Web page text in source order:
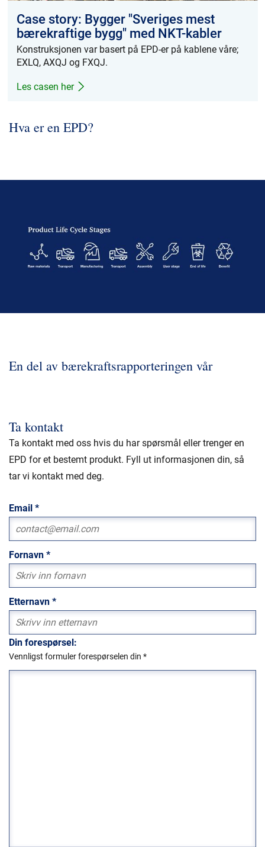
Case story: Bygger "Sveriges mest
bærekraftige bygg" med NKT-kabler
Konstruksjonen var basert på EPD-er på kablene våre;
EXLQ, AXQJ og FXQJ.
Les casen her
Hva er en EPD?
En del av bærekraftsrapporteringen vår
Ta kontakt
Ta kontakt med oss hvis du har spørsmål eller trenger en
EPD for et bestemt produkt. Fyll ut informasjonen din, så
tar vi kontakt med deg.
Email *
Fornavn *
Etternavn *
Din forespørsel:
Vennligst formuler forespørselen din *